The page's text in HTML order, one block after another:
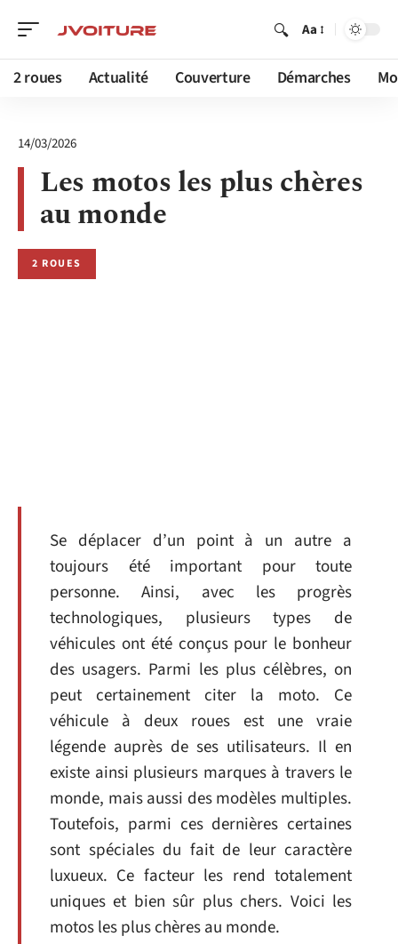
Aa
2 roues Actualité Couverture Démarches
14/03/2026
Les motos les plus chères
au monde
2 ROUES
Se déplacer d’un point à un autre a
toujours été important pour toute
personne. Ainsi, avec les progrès
technologiques, plusieurs types de
véhicules ont été conçus pour le bonheur
des usagers. Parmi les plus célèbres, on
peut certainement citer la moto. Ce
véhicule à deux roues est une vraie
légende auprès de ses utilisateurs. Il en
existe ainsi plusieurs marques à travers le
monde, mais aussi des modèles multiples.
Toutefois, parmi ces dernières certaines
sont spéciales du fait de leur caractère
luxueux. Ce facteur les rend totalement
uniques et bien sûr plus chers. Voici les
motos les plus chères au monde.